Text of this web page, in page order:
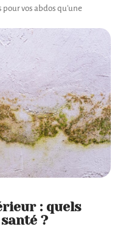
vos abdos qu'une
: quels
?